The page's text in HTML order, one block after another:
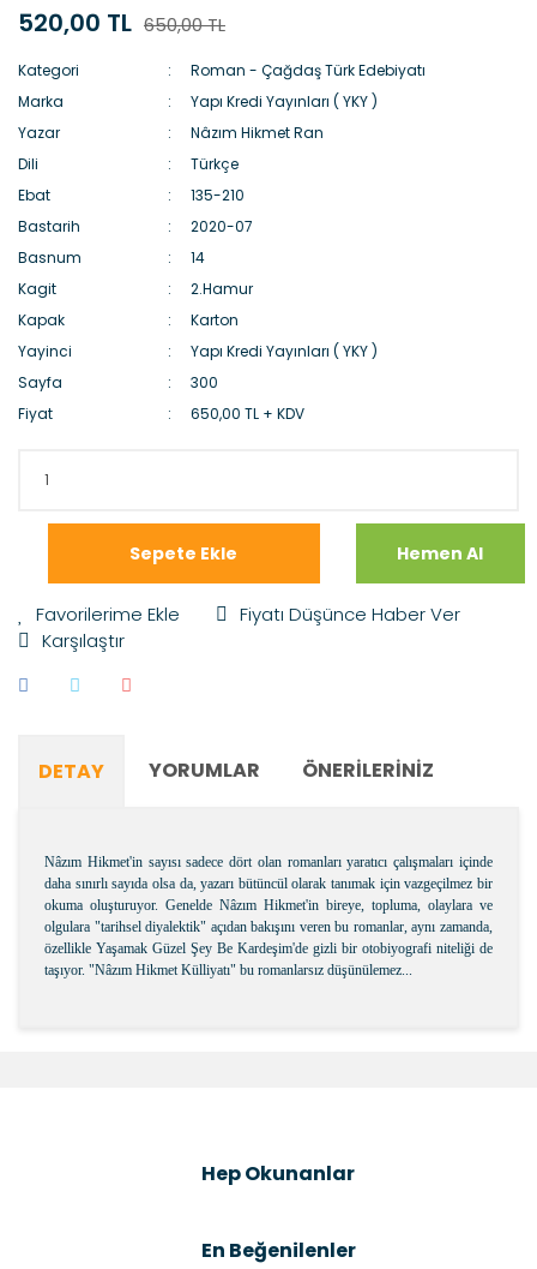
520,00 TL 650,00 TL
Kategori
Roman - Çağdaş Türk Edebiyatı
Marka
Yapı Kredi Yayınları ( YKY )
Yazar
Nâzım Hikmet Ran
Dili
Türkçe
Ebat
135-210
Bastarih
2020-07
Basnum
14
Kagit
2.Hamur
Kapak
Karton
Yayinci
Yapı Kredi Yayınları ( YKY )
Sayfa
300
Fiyat
650,00 TL + KDV
Sepete Ekle Hemen Al
Fiyatı Düşünce Haber Ver
Karşılaştır
DETAY YORUMLAR ÖNERILERINIZ
Nâzım Hikmet'in sayısı sadece dört olan romanları yaratıcı çalışmaları içinde
daha sınırlı sayıda olsa da, yazarı bütüncül olarak tanımak için vazgeçilmez bir
okuma oluşturuyor. Genelde Nâzım Hikmet'in bireye, topluma, olaylara ve
olgulara "tarihsel diyalektik" açıdan bakışını veren bu romanlar, aynı zamanda,
özellikle Yaşamak Güzel Şey Be Kardeşim'de gizli bir otobiyografi niteliği de
taşıyor. "Nâzım Hikmet Külliyatı" bu romanlarsız düşünülemez...
Ürün açıklamasında eksik bilgiler bulunuyor.
Ürün fiyatı diğer sitelerden daha pahalı.
Hep Okunanlar
En Beğenilenler